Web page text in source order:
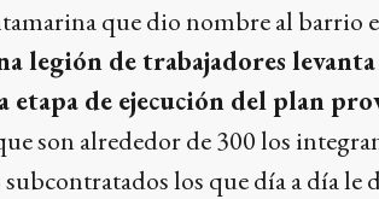
que dio nombre al barrio
legión de trabajadores
etapa de ejecución del plan
son alrededor de 300 los
los que día a día le